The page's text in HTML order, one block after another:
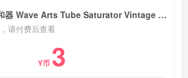
复古双三极管饱和器 Wave Arts Tube Saturator Vintage V1.10 WiN
请付费后查看
Y币 3